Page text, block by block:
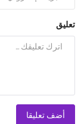
تعليق
أضف تعليقا